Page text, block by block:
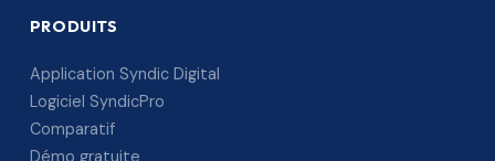
PRODUITS
Application Syndic Digital
Logiciel SyndicPro
Comparatif
Démo gratuite